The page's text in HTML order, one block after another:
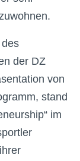
der DZ
von
stand
im